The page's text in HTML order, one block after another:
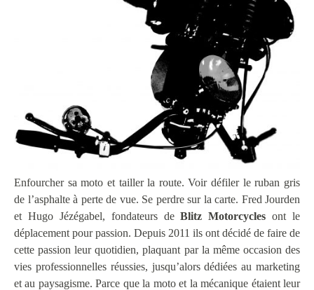
Enfourcher sa moto et tailler la route. Voir défiler le ruban gris
de l’asphalte à perte de vue. Se perdre sur la carte. Fred Jourden
et Hugo Jézégabel, fondateurs deBlitz Motorcycles ont le
déplacement pour passion. Depuis 2011 ils ont décidé de faire de
cette passion leur quotidien, plaquant par la même occasion des
vies professionnelles réussies, jusqu’alors dédiées au marketing
et au paysagisme. Parce que la moto et la mécanique étaient leur